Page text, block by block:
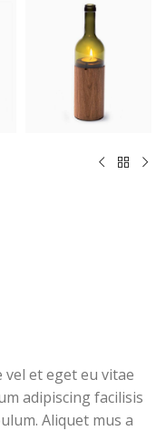
vel et eget eu vitae
adipiscing facilisis
Aliquet mus a